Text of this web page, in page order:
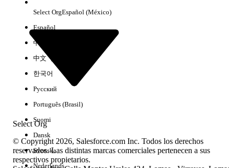
No hay resultados
Select Org
Select OrgEspañol (México)
Español
中文（简体）
中文（繁體）
한국어
Русский
Português (Brasil)
Suomi
Dansk
Svenska
Nederlands
© Copyright 2026, Salesforce.com Inc. Todos los derechos
reservados. Las distintas marcas comerciales pertenecen a sus
respectivos propietarios.